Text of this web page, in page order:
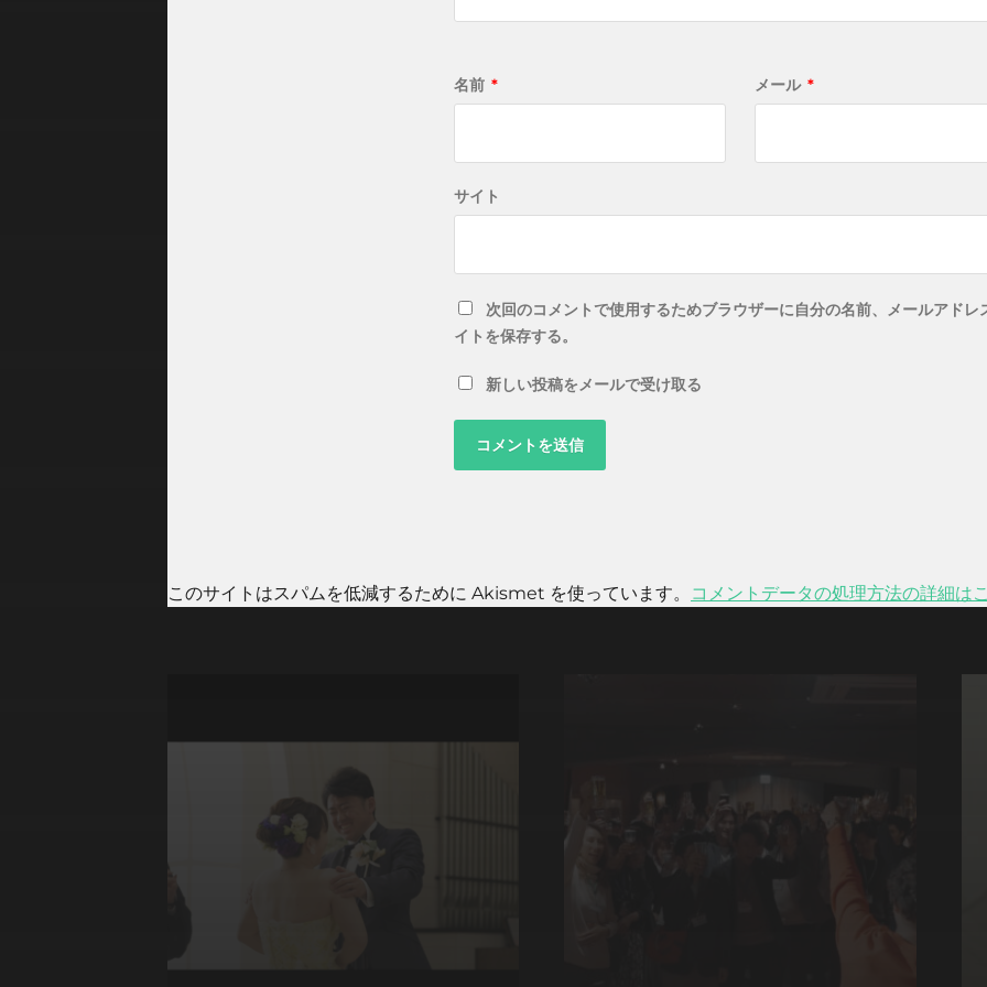
名前 * メール *
サイト
次回のコメントで使用するためブラウザーに自分の名前、メールアドレ
イトを保存する。
新しい投稿をメールで受け取る
このサイトはスパムを低減するために Akismet を使っています。 コメントデータの処理方法の詳細は